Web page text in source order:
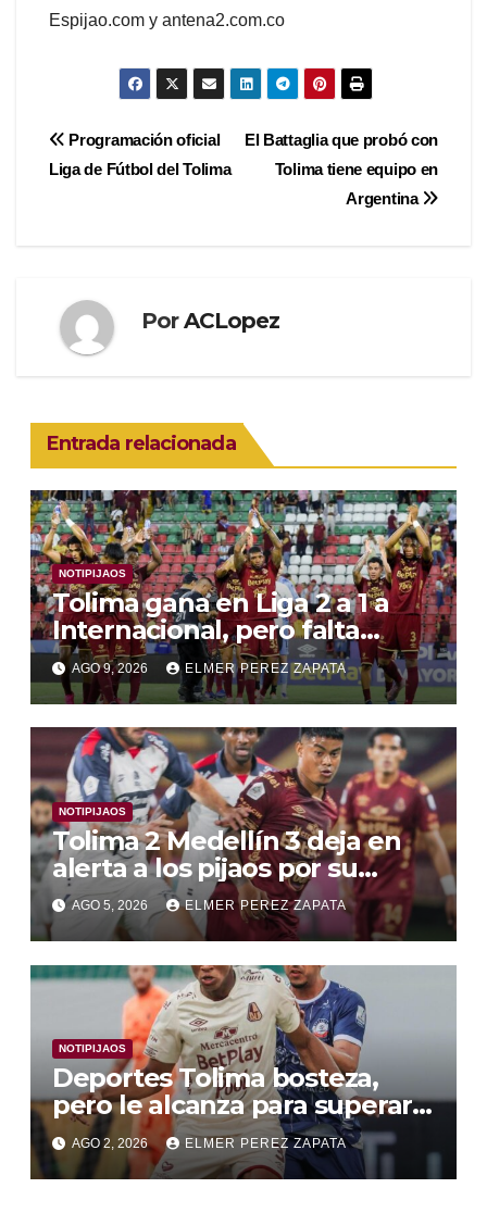
Espijao.com y antena2.com.co
Navegación
de
El Battaglia que probó con
Tolima tiene equipo en
Argentina
Programación oficial
Liga de Fútbol del Tolima
PorACLopez
Entrada relacionada
NOTIPIJAOS
Tolima gana en Liga 2 a 1 a
Internacional, pero falta
juego convincente , y la
Libertadores entre dudas y
victorias
AGO 9, 2026 ELMER PEREZ ZAPATA
NOTIPIJAOS
Tolima 2 Medellín 3 deja en
alerta a los pijaos por su
fútbol irregular
AGO 5, 2026 ELMER PEREZ ZAPATA
NOTIPIJAOS
Deportes Tolima bosteza,
pero le alcanza para superar a
Alianza Valledupar 2 A 1
AGO 2, 2026 ELMER PEREZ ZAPATA